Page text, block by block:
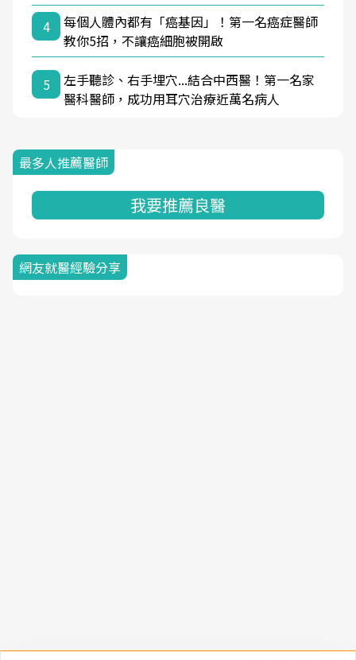
4
每個人體內都有「癌基因」！第一名癌症醫師
教你5招，不讓癌細胞被開啟
5
左手聽診、右手埋穴...結合中西醫！第一名家
醫科醫師，成功用耳穴治療近萬名病人
最多人推薦醫師
我要推薦良醫
網友就醫經驗分享